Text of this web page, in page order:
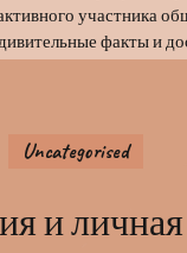
участника
факты и
Uncategorised
и